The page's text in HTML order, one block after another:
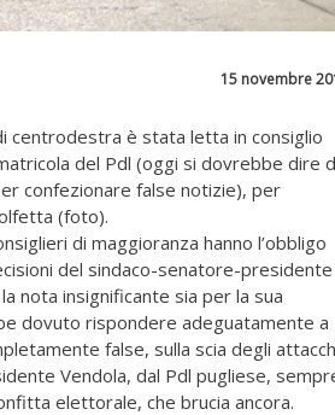
15 novembre
centrodestra è stata letta in consiglio
del Pdl (oggi si dovrebbe dire
confezionare false notizie), per
(foto).
di maggioranza hanno l’obbligo
del sindaco-senatore-presidente
nota insignificante sia per la sua
dovuto rispondere adeguatamente a
false, sulla scia degli
Vendola, dal Pdl pugliese,
elettorale, che brucia ancora.